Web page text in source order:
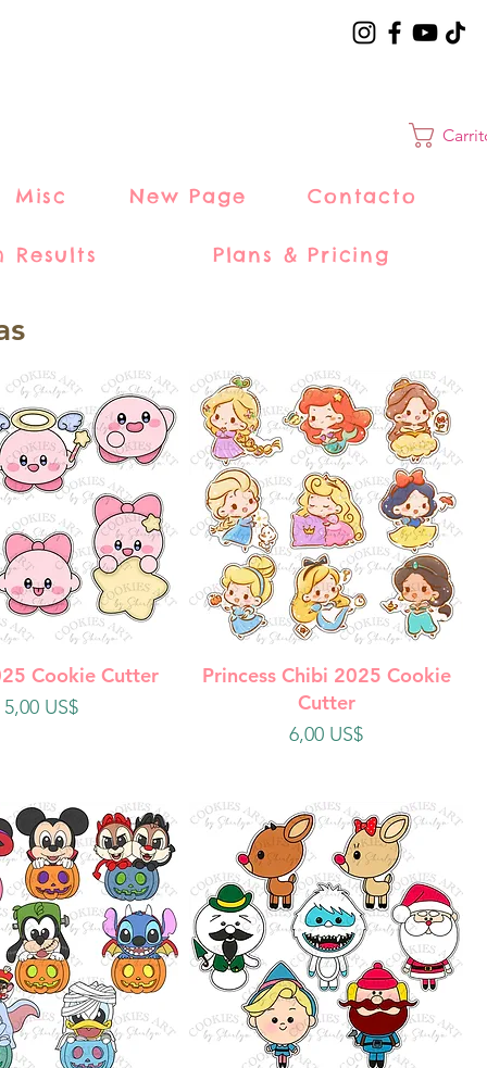
Misc New Page Contacto
Results Plans & Pricing
rápida
Cookie Cutter
Precio
5,00 US$
Vista rápida
Princess Chibi 2025 Cookie
Cutter
Precio
6,00 US$